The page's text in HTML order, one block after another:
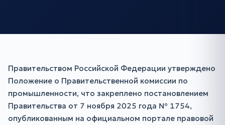
Правительством Российской Федерации утверждено
Положение о Правительственной комиссии по
промышленности, что закреплено постановлением
Правительства от 7 ноября 2025 года № 1754,
опубликованным на официальном портале правовой